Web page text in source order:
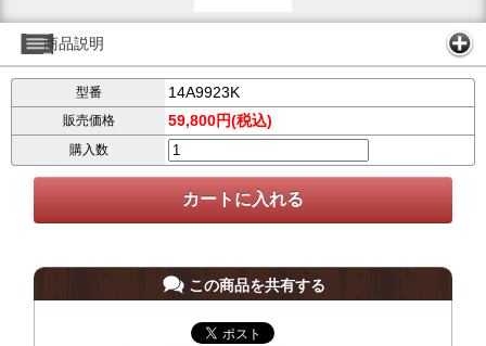
商品説明
型番 14A9923K
販売価格 59,800円(税込)
購入数
この商品を共有する